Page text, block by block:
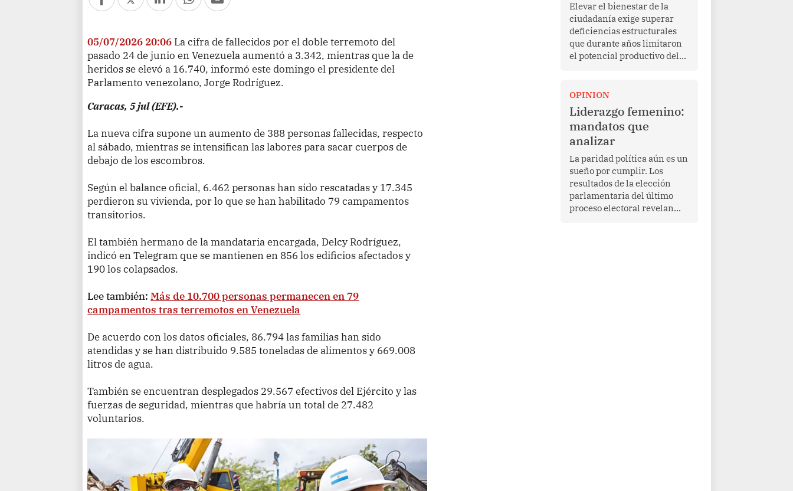
05/07/2026 20:06 La cifra de fallecidos por el doble terremoto del
pasado 24 de junio en Venezuela aumentó a 3.342, mientras que la de
heridos se elevó a 16.740, informó este domingo el presidente del
Parlamento venezolano, Jorge Rodríguez.
Caracas, 5 jul (EFE).-
La nueva cifra supone un aumento de 388 personas fallecidas, respecto
al sábado, mientras se intensifican las labores para sacar cuerpos de
debajo de los escombros.
Según el balance oficial, 6.462 personas han sido rescatadas y 17.345
perdieron su vivienda, por lo que se han habilitado 79 campamentos
transitorios.
El también hermano de la mandataria encargada, Delcy Rodríguez,
indicó en Telegram que se mantienen en 856 los edificios afectados y
190 los colapsados.
Lee también: Más de 10.700 personas permanecen en 79
campamentos tras terremotos en Venezuela
De acuerdo con los datos oficiales, 86.794 las familias han sido
atendidas y se han distribuido 9.585 toneladas de alimentos y 669.008
litros de agua.
También se encuentran desplegados 29.567 efectivos del Ejército y las
fuerzas de seguridad, mientras que habría un total de 27.482
voluntarios.
Elevar el bienestar de la
ciudadanía exige superar
deficiencias estructurales
que durante años limitaron
el potencial productivo del
OPINION
Liderazgo femenino:
mandatos que
analizar
La paridad política aún es un
sueño por cumplir. Los
resultados de la elección
parlamentaria del último
proceso electoral revelan